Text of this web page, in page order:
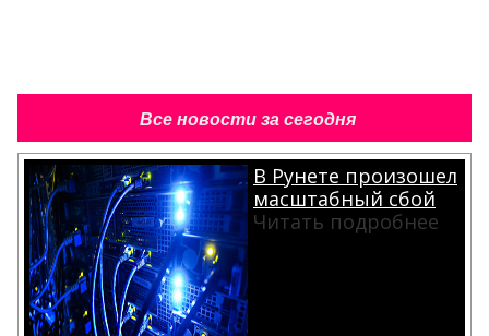
Все новости за сегодня
В Рунете произошел
масштабный сбой
Читать подробнее